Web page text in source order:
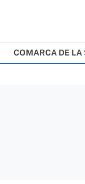
COMARCA DE LA